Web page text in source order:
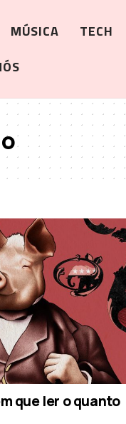
MÚSICA
TECH
que ler o quanto